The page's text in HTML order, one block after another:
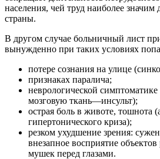
населения, чей труд наиболее значим
страны.
В другом случае больничный лист
вынужденно при таких условиях
потере сознания на улице
признаках паралича;
неврологической
мозговую ткань—инсульт);
острая боль в животе, тошнота
гипертонического криза);
резком ухудшение зрения:
внезапное восприятие
мушек перед глазами.